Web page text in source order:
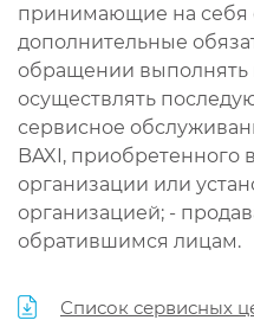
принимающие на себя
дополнительные
обращении выполнять
осуществлять
сервисное
BAXI, приобретенного
организации или
организацией; -
обратившимся лицам.
Список сервисных